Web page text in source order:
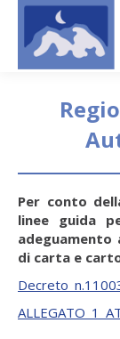
Per conto
linee guida
adeguamento
di carta e